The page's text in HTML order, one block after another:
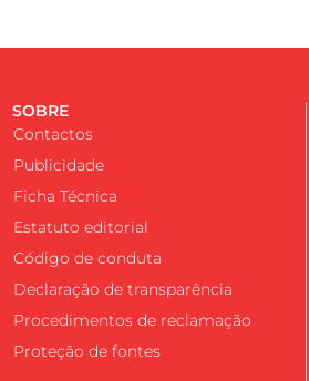
SOBRE
Contactos
Publicidade
Ficha Técnica
Estatuto editorial
Código de conduta
Declaração de transparência
Procedimentos de reclamação
Proteção de fontes